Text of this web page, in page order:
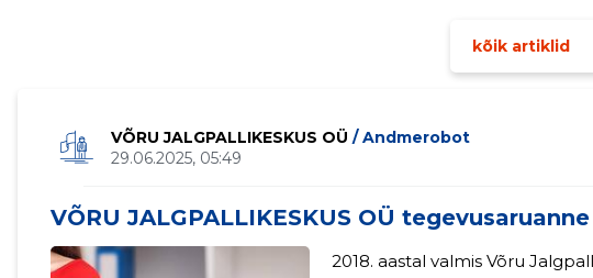
kõik artiklid
VÕRU JALGPALLIKESKUS OÜ / Andmerobot
29.06.2025, 05:49
VÕRU JALGPALLIKESKUS OÜ
2018. aastal valmis Võru